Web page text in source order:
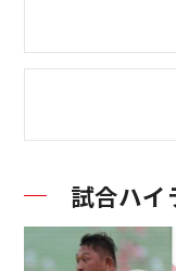
試合ハイ